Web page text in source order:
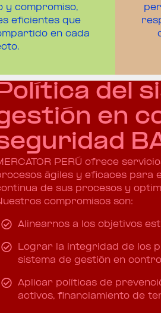
y compromiso,
eficientes que
en cada
del
en
PERÚ ofrece
ágiles y eficaces para
de sus procesos y
compromisos son:
Alinearnos a los objetivos
Lograr la integridad de los
sistema de gestión en
Aplicar políticas de
activos, financiamiento de